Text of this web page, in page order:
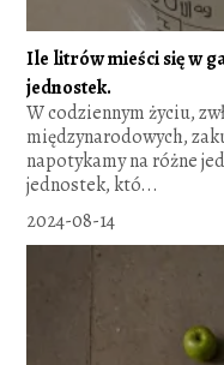
Ile litrów mieści się w
jednostek.
W codziennym życiu,
międzynarodowych,
napotykamy na różne
jednostek, któ...
2024-08-14